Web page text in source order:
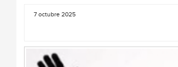
7 octubre 2025